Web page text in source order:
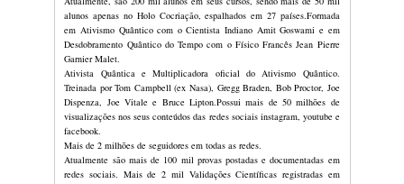
SUPORTE ESPECIALIZADO
OHoloCine® é totalmente gratuito e
manifestação e materialização de
apoiado ainda em depoimentos e
renomados físicos e especialistas
neurociência, epigenética,
inclusive, foram meus mestres,